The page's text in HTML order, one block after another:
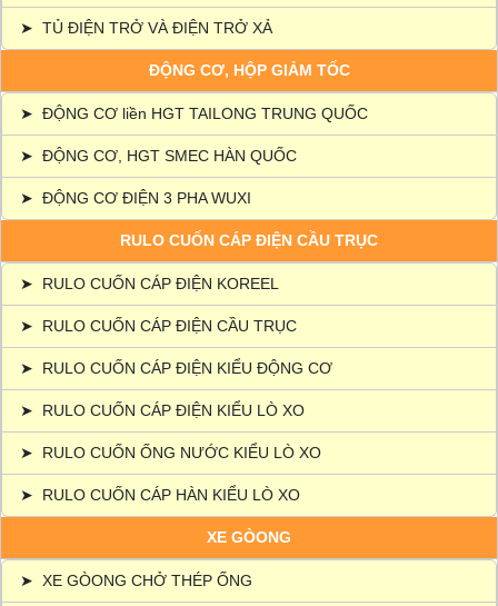
➤ TỦ ĐIỆN TRỞ VÀ ĐIỆN TRỞ XẢ
ĐỘNG CƠ, HỘP GIẢM TỐC
➤ ĐỘNG CƠ liền HGT TAILONG TRUNG QUỐC
➤ ĐỘNG CƠ, HGT SMEC HÀN QUỐC
➤ ĐỘNG CƠ ĐIỆN 3 PHA WUXI
RULO CUỐN CÁP ĐIỆN CẦU TRỤC
➤ RULO CUỐN CÁP ĐIỆN KOREEL
➤ RULO CUỐN CÁP ĐIỆN CẦU TRỤC
➤ RULO CUỐN CÁP ĐIỆN KIỂU ĐỘNG CƠ
➤ RULO CUỐN CÁP ĐIỆN KIỂU LÒ XO
➤ RULO CUỐN ỐNG NƯỚC KIỂU LÒ XO
➤ RULO CUỐN CÁP HÀN KIỂU LÒ XO
XE GÒONG
➤ XE GÒONG CHỞ THÉP ỐNG